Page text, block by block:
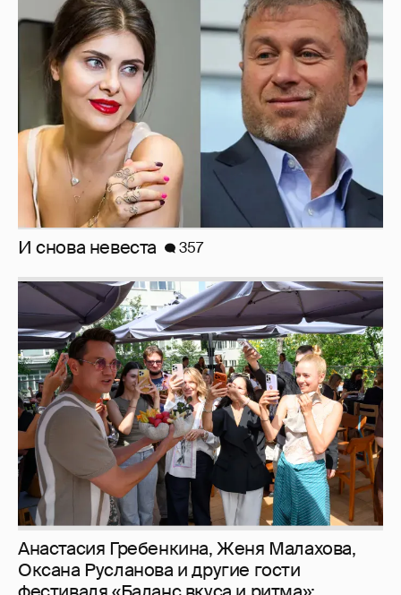
И снова невеста 357
Анастасия Гребенкина, Женя Малахова,
Оксана Русланова и другие гости